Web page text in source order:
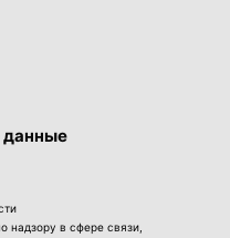
данные
надзору в сфере связи,